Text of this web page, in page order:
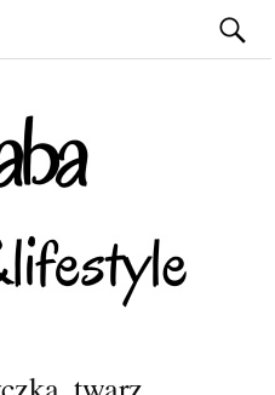
Szukaj: